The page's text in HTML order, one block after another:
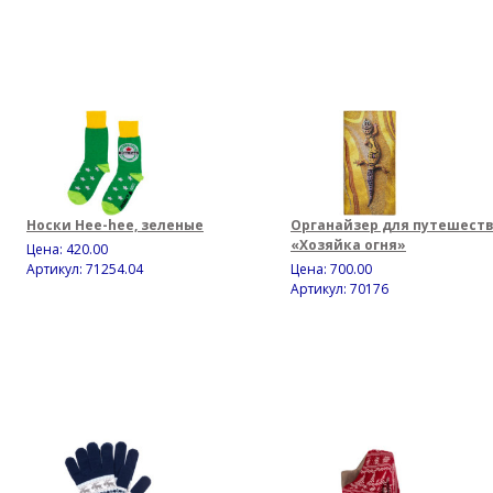
Носки Hee-hee, зеленые
Цена: 420.00
Артикул: 71254.04
Органайзер для
«Хозяйка огня»
Цена: 700.00
Артикул: 70176